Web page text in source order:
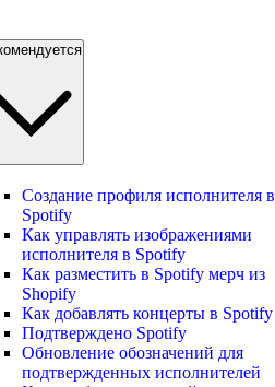
Создание профиля исполнителя в
Spotify
Как управлять изображениями
исполнителя в Spotify
Как разместить в Spotify мерч из
Shopify
Как добавлять концерты в Spotify
Подтверждено Spotify
Обновление обозначений для
подтвержденных исполнителей